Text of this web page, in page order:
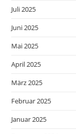
Juli 2025
Juni 2025
Mai 2025
April 2025
März 2025
Februar 2025
Januar 2025